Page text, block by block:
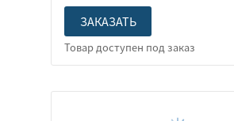
ЗАКАЗАТЬ